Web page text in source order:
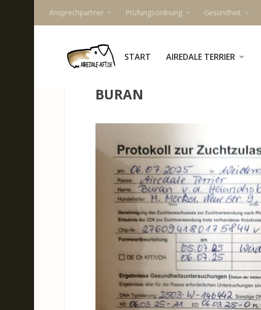
Ansprechpartner Prüfungsordnung Gesundheit
START AIREDALE TERRIER
BURAN